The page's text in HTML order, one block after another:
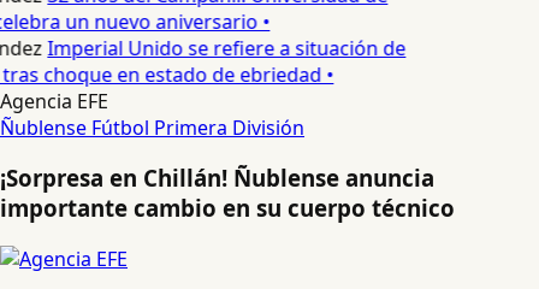
un nuevo aniversario •
Imperial Unido se refiere a situación de
choque en estado de ebriedad •
Agencia EFE
Ñublense Fútbol Primera División
¡Sorpresa en Chillán! Ñublense anuncia
importante cambio en su cuerpo técnico